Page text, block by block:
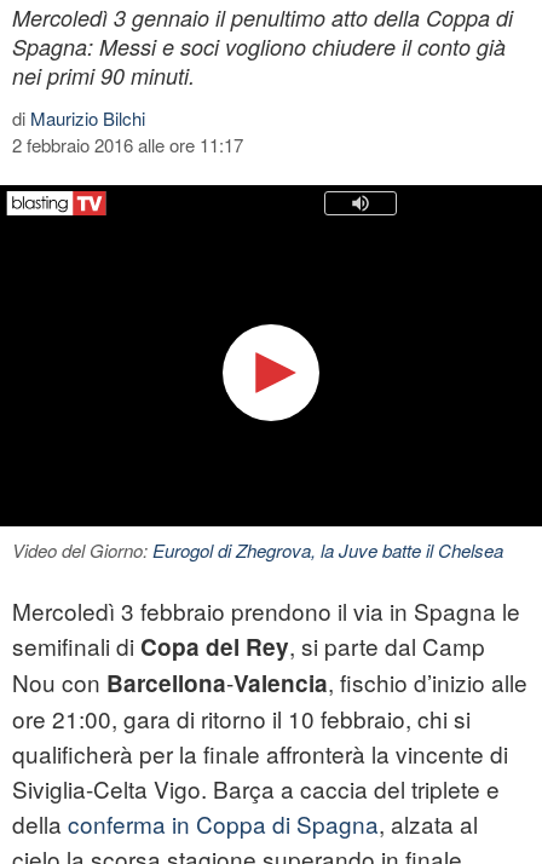
Mercoledì 3 gennaio il penultimo atto della Coppa di
Spagna: Messi e soci vogliono chiudere il conto già
nei primi 90 minuti.
di Maurizio Bilchi
2 febbraio 2016 alle ore 11:17
Video del Giorno:Eurogol di Zhegrova, la Juve batte il Chelsea
Mercoledì 3 febbraio prendono il via in Spagna le
semifinali di Copa del Rey, si parte dal Camp
Nou con Barcellona-Valencia, fischio d’inizio alle
ore 21:00, gara di ritorno il 10 febbraio, chi si
qualificherà per la finale affronterà la vincente di
Siviglia-Celta Vigo. Barça a caccia del triplete e
della conferma in Coppa di Spagna, alzata al